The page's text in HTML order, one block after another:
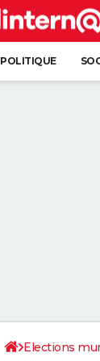
POLITIQUE
Elections